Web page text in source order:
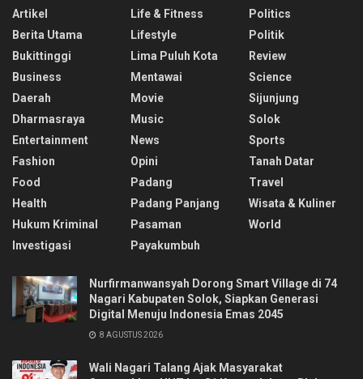
Artikel
Berita Utama
Bukittinggi
Business
Daerah
Dharmasraya
Entertainment
Fashion
Food
Health
Hukum Kriminal
Investigasi
Life & Fitness
Lifestyle
Lima Puluh Kota
Mentawai
Movie
Music
News
Opini
Padang
Padang Panjang
Pasaman
Payakumbuh
Politics
Politik
Review
Science
Sijunjung
Solok
Sports
Tanah Datar
Travel
Wisata & Kuliner
World
Nurfirmanwansyah Dorong Smart Village di 74
Nagari Kabupaten Solok, Siapkan Generasi
Digital Menuju Indonesia Emas 2045
8 AGUSTUS 2026
Wali Nagari Talang Ajak Masyarakat